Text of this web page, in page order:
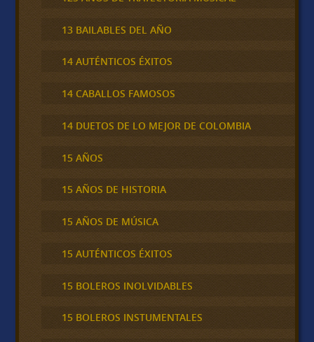
13 BAILABLES DEL AÑO
14 AUTÉNTICOS ÉXITOS
14 CABALLOS FAMOSOS
14 DUETOS DE LO MEJOR DE COLOMBIA
15 AÑOS
15 AÑOS DE HISTORIA
15 AÑOS DE MÚSICA
15 AUTÉNTICOS ÉXITOS
15 BOLEROS INOLVIDABLES
15 BOLEROS INSTUMENTALES